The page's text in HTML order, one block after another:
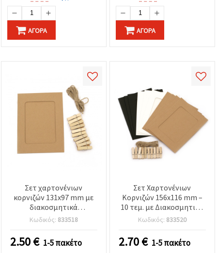
ΑΓΟΡΆ ΑΓΟΡΆ
Σετ χαρτονένιων
κορνιζών 131x97 mm με
διακοσμητικά
μανταλάκια και σχοινί
κάνναβης σε χρώμα
καρύδας, 10 τεμ.
Κωδικός: 833518
2.50€ 1-5 πακέτο
Σετ Χαρτονένιων
Κορνιζών 156x116 mm –
10 τεμ. με Διακοσμητικά
Κλιπς και Σπάγκο
Γιούτας, σε Λευκό, Μαύρο
& Χρώμα Καρύδας,
Ιδανικό για Μοντέρνα
Κωδικός: 833520
2.70€ 1-5 πακέτο